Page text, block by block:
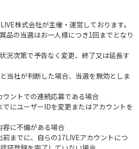
株式会社が主催・運営しております。
品の当選はお一人様につき1回までとなり
況次第で予告なく変更、終了又は延長す
当社が判断した場合、当選を無効としま
ントでの連続応募である場合
にユーザーIDを変更またはアカウントを
に不備がある場合
までに、自らの17LIVEアカウントにつ